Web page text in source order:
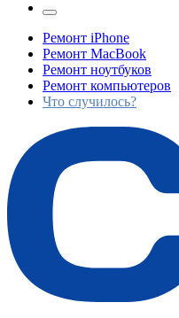
Ремонт iPhone
Ремонт MacBook
Ремонт ноутбуков
Ремонт компьютеров
Что случилось?